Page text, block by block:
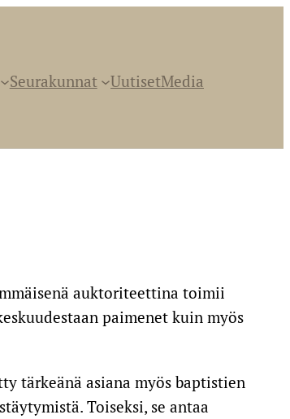
Seurakunnat UutisetMedia
auktoriteettina toimii
paimenet kuin myös
tärkeänä asiana myös baptistien
Toiseksi, se antaa